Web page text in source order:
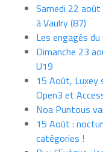
Samedi 22 août
à Vaulry (87)
Les engagés du
Dimanche 23
U19
15 Août, Luxey
Open3 et
Noa Puntous
15 Août :
catégories !